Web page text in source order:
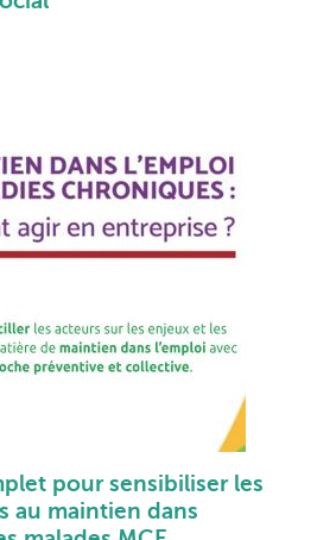
pour sensibiliser les
au maintien dans